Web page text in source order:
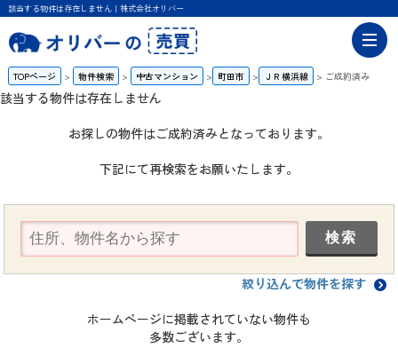
該当する物件は存在しません｜株式会社オリバー
TOPページ 物件検索 中古マンション 町田市 ＪＲ横浜線 ご成約済み
該当する物件は存在しません
お探しの物件はご成約済みとなっております。
下記にて再検索をお願いたします。
絞り込んで物件を探す
ホームページに掲載されていない物件も
多数ございます。